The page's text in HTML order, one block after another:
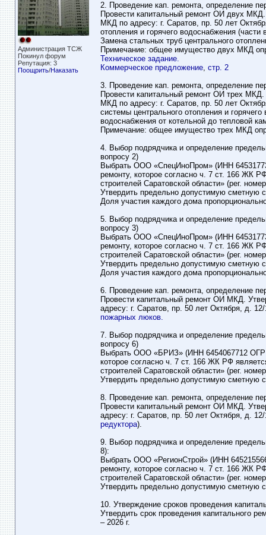
Администрация ТСЖ
Покинул форум
Репутация: 3
Поощрить/Наказать
2. Проведение кап. ремонта, определение
Провести капитальный ремонт ОИ двух
МКД по адресу: г. Саратов, пр. 50 лет
отопления и горячего водоснабжения
Замена стальных труб центрального
Примечание: общее имущество двух МКД
Техническое задание.
Коммерческое предложение, стр. 2
3. Проведение кап. ремонта, определение
Провести капитальный ремонт ОИ трех
МКД по адресу: г. Саратов, пр. 50 лет
системы центрального отопления и
водоснабжения от котельной до тепловой
Примечание: общее имущество трех МКД
4. Выбор подрядчика и определение
вопросу 2)
Выбрать ООО «СпецИноПром» (ИНН
ремонту, которое согласно ч. 7 ст. 166 ЖК
строителей Саратовской области» (рег.
Утвердить предельно допустимую сметную
Доля участия каждого дома
5. Выбор подрядчика и определение
вопросу 3)
Выбрать ООО «СпецИноПром» (ИНН
ремонту, которое согласно ч. 7 ст. 166 ЖК
строителей Саратовской области» (рег.
Утвердить предельно допустимую сметную
Доля участия каждого дома
6. Проведение кап. ремонта, определение
Провести капитальный ремонт ОИ МКД.
адресу: г. Саратов, пр. 50 лет Октября, д.
пожарных люков.
7. Выбор подрядчика и определение
вопросу 6)
Выбрать ООО «БРИЗ» (ИНН 6454067712 ОГРН
которое согласно ч. 7 ст. 166 ЖК РФ
строителей Саратовской области» (рег.
Утвердить предельно допустимую сметную
8. Проведение кап. ремонта, определение
Провести капитальный ремонт ОИ МКД.
адресу: г. Саратов, пр. 50 лет Октября, д.
редуктора).
9. Выбор подрядчика и определение
8):
Выбрать ООО «РегионСтрой» (ИНН
ремонту, которое согласно ч. 7 ст. 166 ЖК
строителей Саратовской области» (рег.
Утвердить предельно допустимую сметную
10. Утверждение сроков проведения
Утвердить срок проведения капитального
– 2026 г.